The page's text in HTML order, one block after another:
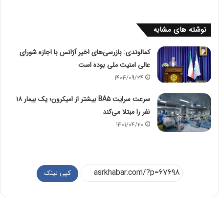
نوشته های مشابه
کمالوندی: بازرسی‌های اخیر آژانس با اجازه شورای
عالی امنیت ملی بوده است
1404/09/24
سرعت سرایت BA۵ بیشتر از امیکرون؛ یک بیمار ۱۸
نفر را مبتلا می‌کند
1401/04/20
کپی لینک